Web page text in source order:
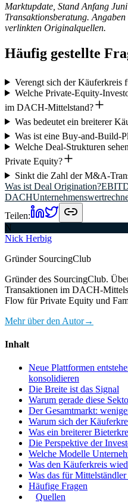
Marktupdate, Stand Anfang
Transaktionsberatung.
verlinkten Originalquellen.
Häufig gestellte
Verengt sich der Käuferkreis
Welche Private-Equity-
im DACH-Mittelstand?
Was bedeutet ein breiterer
Was ist eine Buy-and-Build-
Welche Deal-Strukturen
Private Equity?
Sinkt die Zahl der M&A-
Was ist Deal Origination?
DACH
Teilen:
N
Nick Herbig
Gründer SourcingClub
Gründer des SourcingClub.
Transaktionen im DACH-
Flow für Private Equity und
Mehr über den Autor→
Inhalt
Neue Plattformen
konsolidieren
Die Breite ist das Signal
Warum gerade diese
Der Gesamtmarkt:
Warum sich der
Was ein breiterer
Die Perspektive der
Welche Modelle
Was den Käuferkreis
Was das für
Häufige Fragen
Quellen